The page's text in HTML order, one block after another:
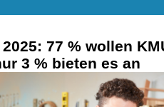
77 % wollen
3 % bieten es an